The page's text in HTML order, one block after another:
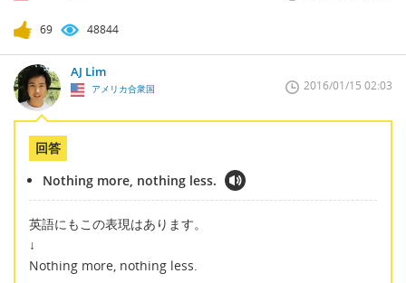
69 48844
AJ Lim
アメリカ合衆国 2016/01/15 02:03
回答
Nothing more, nothing less.
英語にもこの表現はあります。
↓
Nothing more, nothing less.